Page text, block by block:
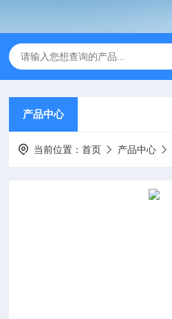
产品中心
当前位置：首页 产品中心